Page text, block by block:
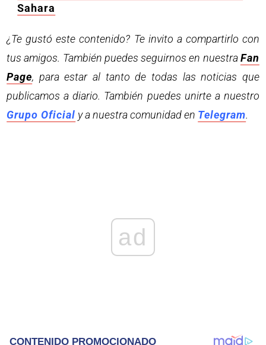
Sahara
¿Te gustó este contenido? Te invito a compartirlo con
tus amigos. También puedes seguirnos en nuestraFan
Page, para estar al tanto de todas las noticias que
publicamos a diario. También puedes unirte a nuestro
Grupo Oficial y a nuestra comunidad en Telegram.
ad